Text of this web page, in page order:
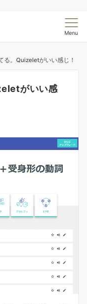
Menu
る。Quizeletがいい感じ！
がいい感